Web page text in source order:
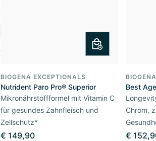
BIOGENA EXCEPTIONALS
Nutrident Paro Pro® Superior
Mikronährstoffformel mit Vitamin C
für gesundes Zahnfleisch und
Zellschutz*
€ 149,90
Best
Chrom,
€